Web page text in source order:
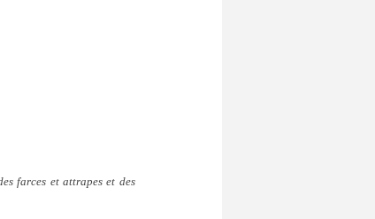
farces et attrapes et des